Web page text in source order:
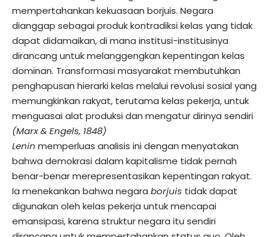
mempertahankan kekuasaan borjuis. Negara
dianggap sebagai produk kontradiksi kelas yang tidak
dapat didamaikan, di mana institusi-institusinya
dirancang untuk melanggengkan kepentingan kelas
dominan. Transformasi masyarakat membutuhkan
penghapusan hierarki kelas melalui revolusi sosial yang
memungkinkan rakyat, terutama kelas pekerja, untuk
menguasai alat produksi dan mengatur dirinya sendiri
(Marx & Engels, 1848)​
Lenin memperluas analisis ini dengan menyatakan
bahwa demokrasi dalam kapitalisme tidak pernah
benar-benar merepresentasikan kepentingan rakyat.
Ia menekankan bahwa negara borjuis tidak dapat
digunakan oleh kelas pekerja untuk mencapai
emansipasi, karena struktur negara itu sendiri